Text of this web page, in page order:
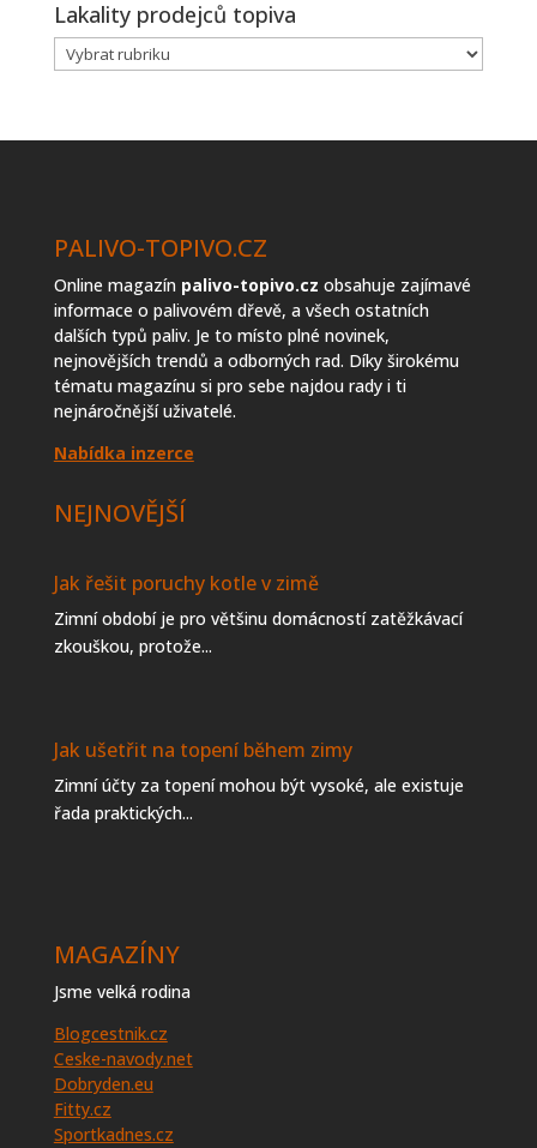
Lakality prodejců topiva
Lakality
prodejců
PALIVO-TOPIVO.CZ
Online magazín palivo-topivo.cz obsahuje zajímavé
informace o palivovém dřevě, a všech ostatních
dalších typů paliv. Je to místo plné novinek,
nejnovějších trendů a odborných rad. Díky širokému
tématu magazínu si pro sebe najdou rady i ti
nejnáročnější uživatelé.
Nabídka inzerce
NEJNOVĚJŠÍ
Jak řešit poruchy kotle v zimě
Zimní období je pro většinu domácností zatěžkávací
zkouškou, protože...
Jak ušetřit na topení během zimy
Zimní účty za topení mohou být vysoké, ale existuje
řada praktických...
MAGAZÍNY
Jsme velká rodina
Blogcestnik.cz
Ceske-navody.net
Dobryden.eu
Fitty.cz
Sportkadnes.cz